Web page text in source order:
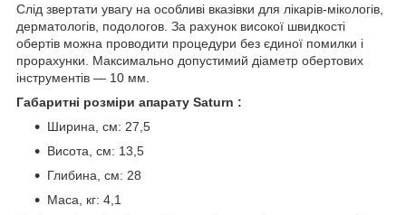
Слід звертати увагу на особливі вказівки для лікарів-мікологів,
дерматологів, подологов. За рахунок високої швидкості
обертів можна проводити процедури без єдиної помилки і
прорахунки. Максимально допустимий діаметр обертових
інструментів ― 10 мм.
Габаритні розміри апарату Saturn :
Ширина, см: 27,5
Висота, см: 13,5
Глибина, см: 28
Маса, кг: 4,1